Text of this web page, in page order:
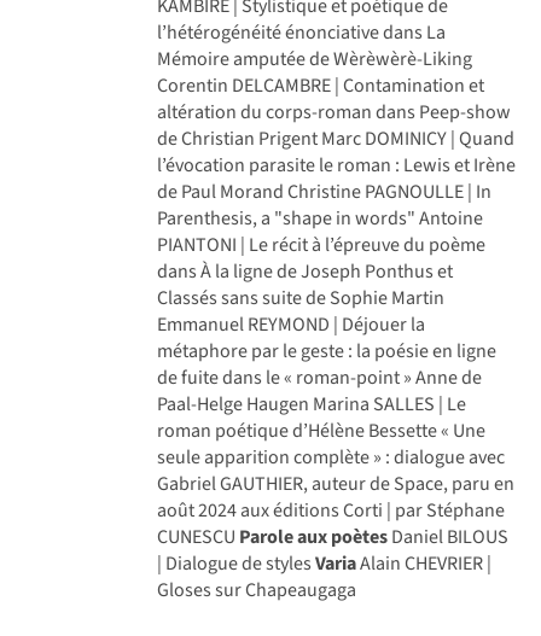
KAMBIRÉ | Stylistique et poétique de
l’hétérogénéité énonciative dans La
Mémoire amputée de Wèrèwèrè-Liking
Corentin DELCAMBRE | Contamination et
altération du corps-roman dans Peep-show
de Christian Prigent Marc DOMINICY | Quand
l’évocation parasite le roman : Lewis et Irène
de Paul Morand Christine PAGNOULLE | In
Parenthesis, a "shape in words" Antoine
PIANTONI | Le récit à l’épreuve du poème
dans À la ligne de Joseph Ponthus et
Classés sans suite de Sophie Martin
Emmanuel REYMOND | Déjouer la
métaphore par le geste : la poésie en ligne
de fuite dans le « roman-point » Anne de
Paal-Helge Haugen Marina SALLES | Le
roman poétique d’Hélène Bessette « Une
seule apparition complète » : dialogue avec
Gabriel GAUTHIER, auteur de Space, paru en
août 2024 aux éditions Corti | par Stéphane
CUNESCU Parole aux poètesDaniel BILOUS
| Dialogue de stylesVariaAlain CHEVRIER |
Gloses sur Chapeaugaga